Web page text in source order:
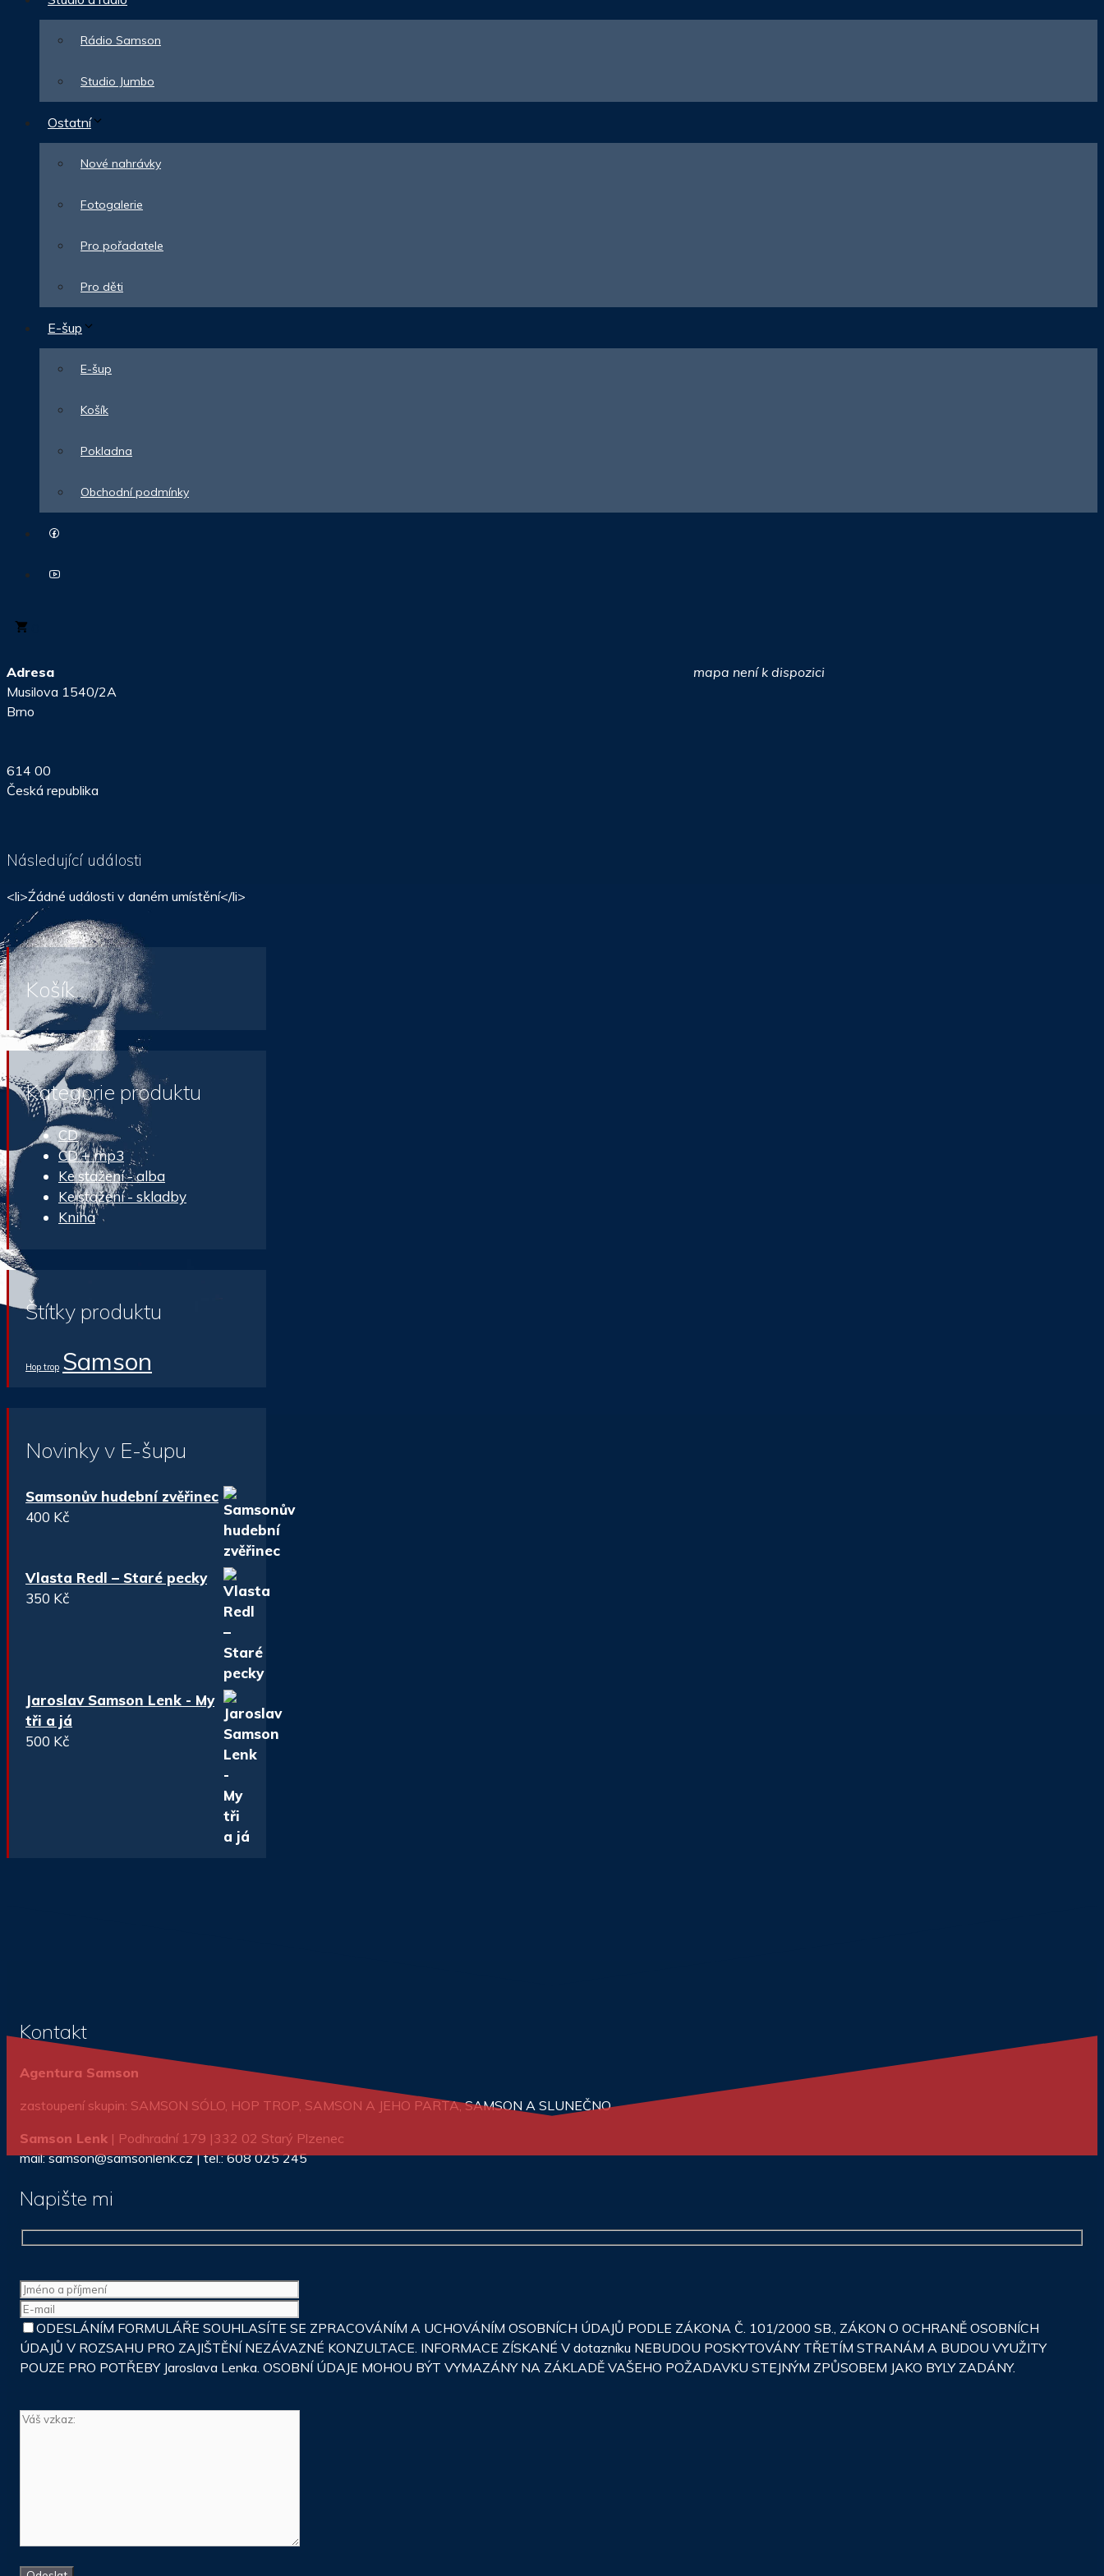
Rádio Samson
Studio Jumbo
Ostatní
Nové nahrávky
Fotogalerie
Pro pořadatele
Pro děti
E-šup
E-šup
Košík
Pokladna
Obchodní podmínky
mapa není k dispozici
Adresa
Musilova 1540/2A
Brno
614 00
Česká republika
Následující události
<li>Źádné události v daném umístění</li>
Košík
Kategorie produktu
CD
CD + mp3
Ke stažení - alba
Ke stažení - skladby
Kniha
Štítky produktu
Hop trop Samson
Novinky v E-šupu
Samsonův hudební zvěřinec
400 Kč
Vlasta Redl – Staré pecky
350 Kč
Jaroslav Samson Lenk - My
tři a já
500 Kč
Kontakt
Agentura Samson
zastoupení skupin: SAMSON SÓLO, HOP TROP, SAMSON A JEHO PARTA, SAMSON A SLUNEČNO
Samson Lenk | Podhradní 179 |332 02 Starý Plzenec
mail: samson@samsonlenk.cz | tel.: 608 025 245
Napište mi
ODESLÁNÍM FORMULÁŘE SOUHLASÍTE SE ZPRACOVÁNÍM A UCHOVÁNÍM OSOBNÍCH ÚDAJŮ PODLE ZÁKONA Č. 101/2000 SB., ZÁKON O OCHRANĚ OSOBNÍCH
ÚDAJŮ V ROZSAHU PRO ZAJIŠTĚNÍ NEZÁVAZNÉ KONZULTACE. INFORMACE ZÍSKANÉ V dotazníku NEBUDOU POSKYTOVÁNY TŘETÍM STRANÁM A BUDOU VYUŽITY
POUZE PRO POTŘEBY Jaroslava Lenka. OSOBNÍ ÚDAJE MOHOU BÝT VYMAZÁNY NA ZÁKLADĚ VAŠEHO POŽADAVKU STEJNÝM ZPŮSOBEM JAKO BYLY ZADÁNY.